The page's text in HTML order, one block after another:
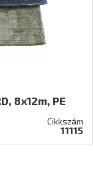
8x12m, PE
Cikkszám
11115